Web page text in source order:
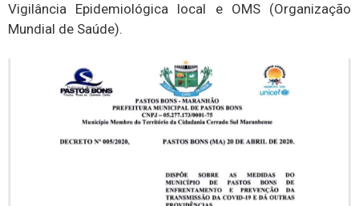
Vigilância Epidemiológica local e OMS (Organização
Mundial de Saúde).